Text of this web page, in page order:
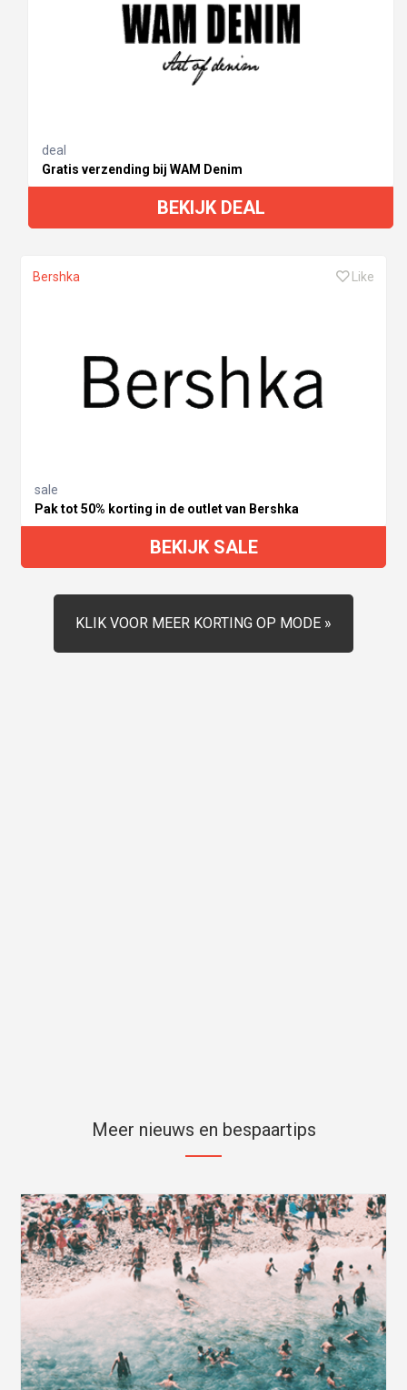
deal
Gratis verzending bij WAM Denim
BEKIJK DEAL
Bershka Like
sale
Pak tot 50% korting in de outlet van Bershka
BEKIJK SALE
KLIK VOOR MEER KORTING OP MODE »
Meer nieuws en bespaartips